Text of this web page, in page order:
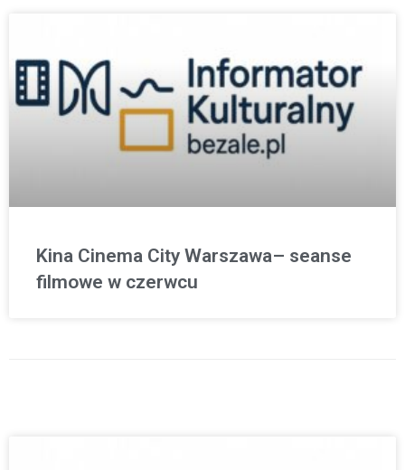
Kina Cinema City Warszawa– seanse
filmowe w czerwcu